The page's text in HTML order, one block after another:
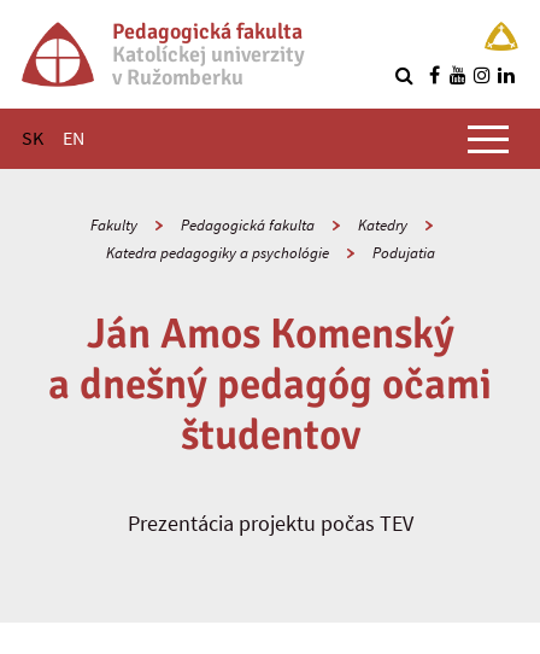
Pedagogická fakulta
Katolíckej univerzity
v Ružomberku
SK EN
Hlavné menu
Fakulty Pedagogická fakulta
Katedry
Katedra pedagogiky a psychológie
Podujatia
Ján Amos Komenský
a dnešný pedagóg očami
študentov
Prezentácia projektu počas TEV